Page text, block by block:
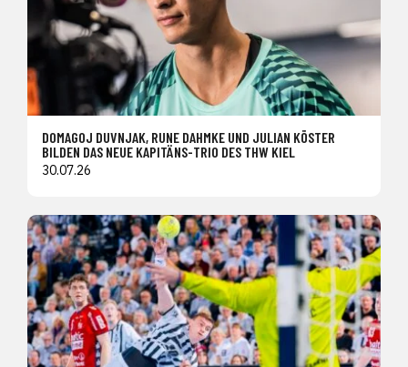
DOMAGOJ DUVNJAK, RUNE DAHMKE UND JULIAN KÖSTER
BILDEN DAS NEUE KAPITÄNS-TRIO DES THW KIEL
30.07.26